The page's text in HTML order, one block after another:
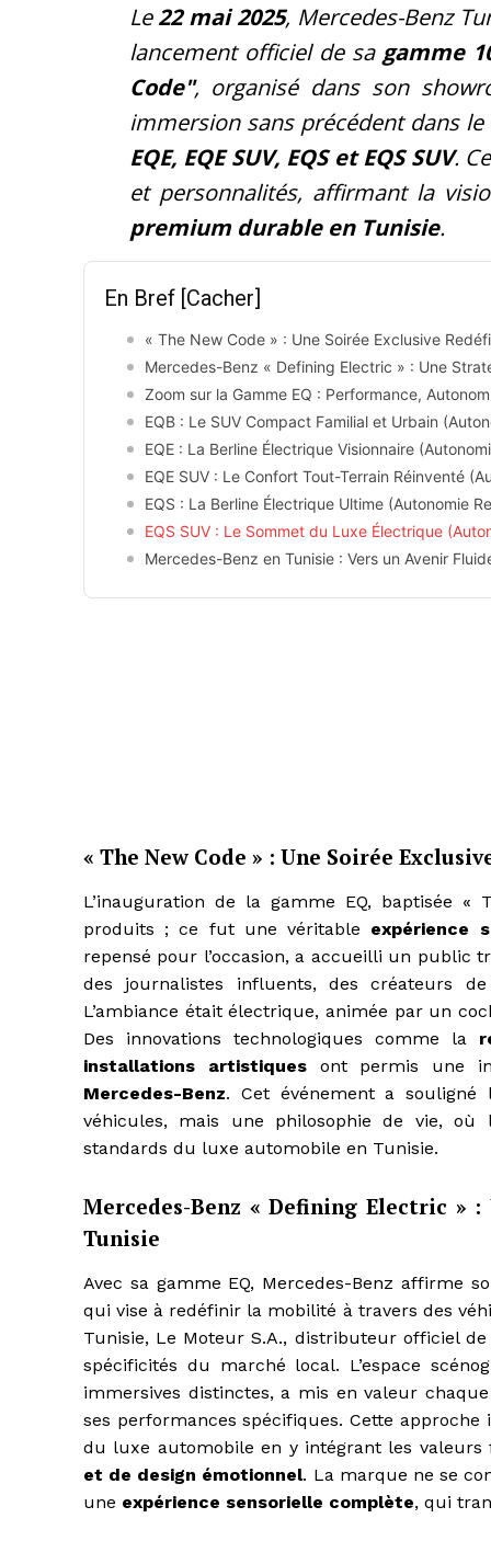
Le22 mai 2025, Mercedes-Benz
lancement officiel de sa gamme
Code", organisé dans son
immersion sans précédent dans
EQE, EQE SUV, EQS et EQS SUV.
et personnalités, affirmant la
premium durable en Tunisie.
En Bref [Cacher]
« The New Code » : Une Soirée Exclusive
Mercedes-Benz « Defining Electric » : Une
Zoom sur la Gamme EQ : Performance,
EQB : Le SUV Compact Familial et Urbain
EQE : La Berline Électrique Visionnaire
EQE SUV : Le Confort Tout-Terrain Réinventé
EQS : La Berline Électrique Ultime (Autonomie
EQS SUV : Le Sommet du Luxe Électrique
Mercedes-Benz en Tunisie : Vers un Avenir
« The New Code » : Une Soirée
L’inauguration de la gamme EQ, baptisée «
produits ; ce fut une véritable expérience
repensé pour l’occasion, a accueilli un public
des journalistes influents, des créateurs
L’ambiance était électrique, animée par un
Des innovations technologiques comme la
installations artistiquesont permis une
Mercedes-Benz. Cet événement a souligné
véhicules, mais une philosophie de vie,
standards du luxe automobile en Tunisie.
Mercedes-Benz « Defining Electric »
Tunisie
Avec sa gamme EQ, Mercedes-Benz affirme
qui vise à redéfinir la mobilité à travers des
Tunisie, Le Moteur S.A., distributeur officiel
spécificités du marché local. L’espace
immersives distinctes, a mis en valeur
ses performances spécifiques. Cette
du luxe automobile en y intégrant les
et de design émotionnel. La marque ne se
une expérience sensorielle complète, qui